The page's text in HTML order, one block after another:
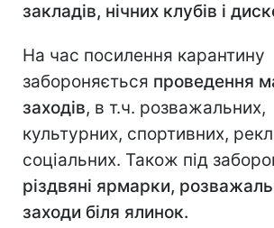
закладів, нічних клубів і
На час посилення карантину
забороняється проведення
заходів, в т.ч. розважальних,
культурних, спортивних,
соціальних. Також під
різдвяні ярмарки,
заходи біля ялинок.